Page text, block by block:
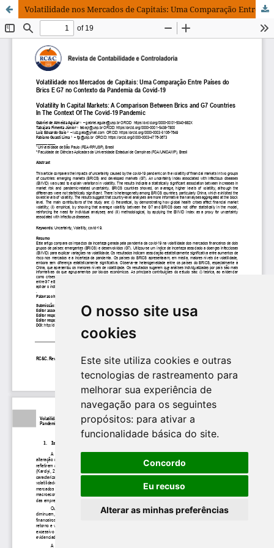
O nosso site usa
cookies
Este site utiliza cookies e outras
tecnologias de rastreamento para
melhorar sua experiência de
navegação para os seguintes
propósitos: para ativar a
funcionalidade básica do site.
Concordo
Eu recuso
Alterar as minhas preferências
Volatilidade nos Mercados de Capitais: Uma Comparação Entre Países do Brics E G7 no Contexto da Pandemia da Covid-19